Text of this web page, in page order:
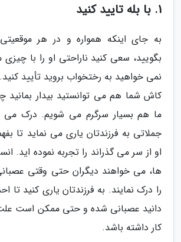
1. با بله تایید کنید
به جای اینکه همواره و در هر موقعیتی
بگویید، سعی کنید ناراحتی او را با چیزی
نمی خواهید به رختخواب بروید تأیید
کاش شما هم می توانستید بیدار
ما هم بسیار سرگرم می شویم. درک می
جملاتی به فرزندتان یاری می نماید تا
او از سر می گذراند را تجربه نموده اید.
ها، می خواهند دیگران حتی وقتی
را درک نمایند. به فرزندتان یاری کنید
دانید عصبانی شده و حتی ممکن است
کار داشته باشد.